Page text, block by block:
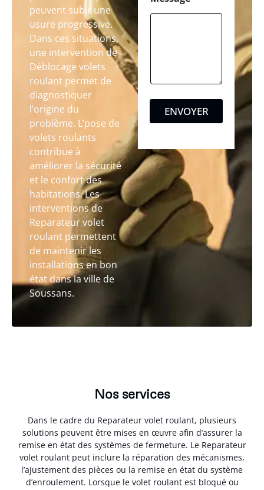
peuvent subir une
usure progressive.
Dans ces situations,
une intervention de
Déblocage volets
roulant permet de
diagnostiquer
l’origine du
problème. L’pose de
volets roulants
contribue à
améliorer la sécurité
et le confort des
habitations. Les
interventions de
Reparateur volet
roulant permettent
de maintenir les
installations en bon
état dans la ville de
Soussans.
ENVOYER
Nos services
Dans le cadre du Reparateur volet roulant, plusieurs
solutions peuvent être mises en œuvre afin d’assurer la
remise en état des systèmes de fermeture. Le Reparateur
volet roulant peut inclure la réparation des mécanismes,
l’ajustement des pièces ou la remise en état du système
d’enroulement. Lorsque le volet roulant est bloqué ou